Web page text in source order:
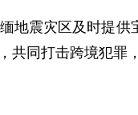
地震灾区及时提
共同打击跨境犯罪